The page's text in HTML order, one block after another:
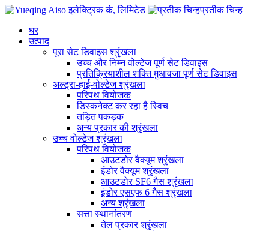
प्रतीक चिन्ह
घर
उत्पाद
पूरा सेट डिवाइस श्रृंखला
उच्च और निम्न वोल्टेज पूर्ण सेट डिवाइस
प्रतिक्रियाशील शक्ति मुआवजा पूर्ण सेट डिवाइस
अल्ट्रा-हाई-वोल्टेज श्रृंखला
परिपथ वियोजक
डिस्कनेक्ट कर रहा है स्विच
तड़ित पकड़क
अन्य प्रकार की श्रृंखला
उच्च वोल्टेज श्रृंखला
परिपथ वियोजक
आउटडोर वैक्यूम श्रृंखला
इंडोर वैक्यूम श्रृंखला
आउटडोर SF6 गैस श्रृंखला
इंडोर एसएफ 6 गैस श्रृंखला
अन्य श्रृंखला
सत्ता स्थानांतरण
तेल प्रकार श्रृंखला